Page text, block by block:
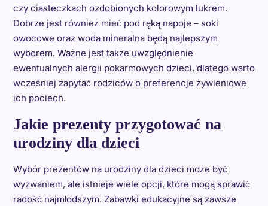
czy ciasteczkach ozdobionych kolorowym lukrem.
Dobrze jest również mieć pod ręką napoje – soki
owocowe oraz woda mineralna będą najlepszym
wyborem. Ważne jest także uwzględnienie
ewentualnych alergii pokarmowych dzieci, dlatego warto
wcześniej zapytać rodziców o preferencje żywieniowe
ich pociech.
Jakie prezenty przygotować na
urodziny dla dzieci
Wybór prezentów na urodziny dla dzieci może być
wyzwaniem, ale istnieje wiele opcji, które mogą sprawić
radość najmłodszym. Zabawki edukacyjne są zawsze